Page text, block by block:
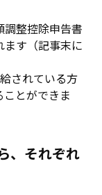
整控除申告書
す（記事末に
されている方
とができま
、それぞれ